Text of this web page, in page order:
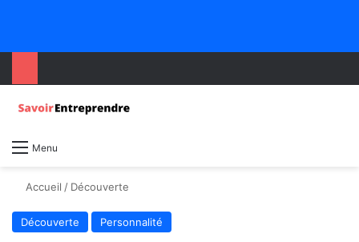
Menu
Accueil / Découverte
Découverte Personnalité